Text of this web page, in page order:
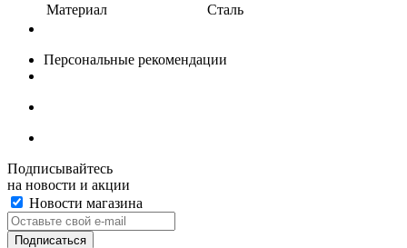
Материал
Сталь
Персональные рекомендации
Подписывайтесь
на новости и акции
Новости магазина